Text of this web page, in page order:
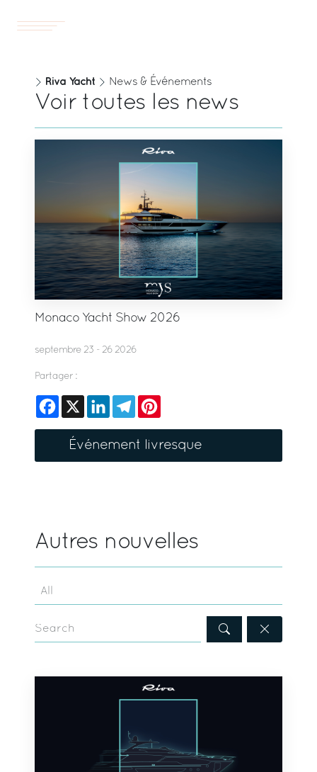
Riva Yacht News & Événements
Voir toutes les news
Monaco Yacht Show 2026
septembre 23 - 26 2026
Partager :
Facebook
X LinkedInTelegram
Événement livresque
Autres nouvelles
Search